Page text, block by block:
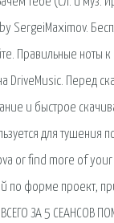
SergeiMaximov.
Правильные ноты к
DriveMusic. Перед
и быстрое
для тушения
or find more of
по форме проект,
ЗА 5 СЕАНСОВ